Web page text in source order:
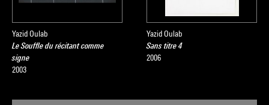
Yazid Oulab
Le Souffle du récitant comme
signe
2003
Yazid Oulab
Sans titre 4
2006